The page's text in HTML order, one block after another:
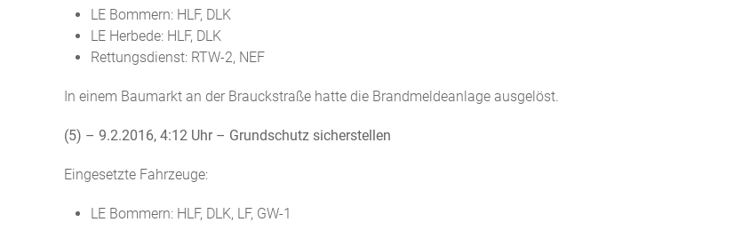
LE Bommern: HLF, DLK
LE Herbede: HLF, DLK
Rettungsdienst: RTW-2, NEF
In einem Baumarkt an der Brauckstraße hatte die Brandmeldeanlage ausgelöst.
(5) – 9.2.2016, 4:12 Uhr – Grundschutz sicherstellen
Eingesetzte Fahrzeuge:
LE Bommern: HLF, DLK, LF, GW-1